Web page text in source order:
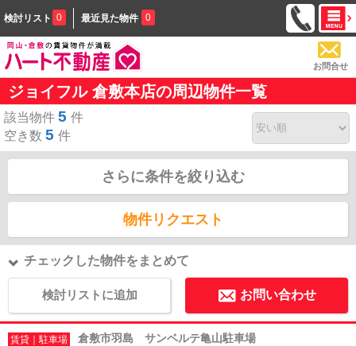
検討リスト 0 最近見た物件 0
お問合せ
ジョイフル 倉敷本店の周辺物件一覧
該当物件 5 件
空き数 5 件
さらに条件を絞り込む
物件リクエスト
チェックした物件をまとめて
検討リストに追加 お問い合わせ
賃貸｜駐車場 倉敷市羽島 サンベルテ亀山駐車場